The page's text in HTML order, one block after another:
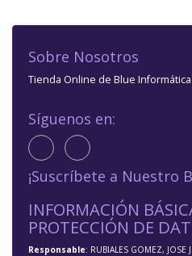
Sobre Nosotros
Tienda Online de Blue Informática
Síguenos en:
¡Suscríbete a Nuestro
INFORMACIÓN
PROTECCIÓN DE
Responsable: RUBIALES GOMEZ, JOSE